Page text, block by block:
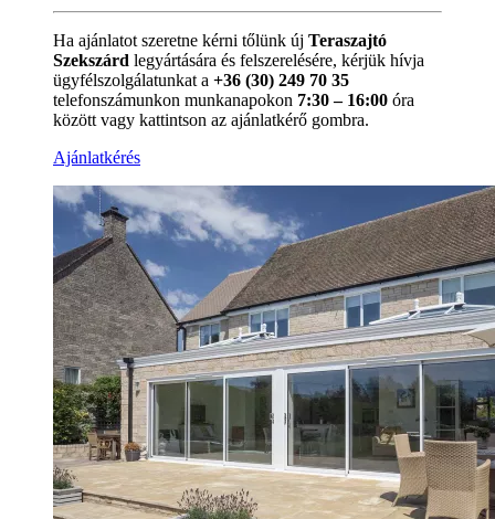
Ha ajánlatot szeretne kérni tőlünk új Teraszajtó
Szekszárd legyártására és felszerelésére, kérjük hívja
ügyfélszolgálatunkat a +36 (30) 249 70 35
telefonszámunkon munkanapokon 7:30 – 16:00 óra
között vagy kattintson az ajánlatkérő gombra.
Ajánlatkérés